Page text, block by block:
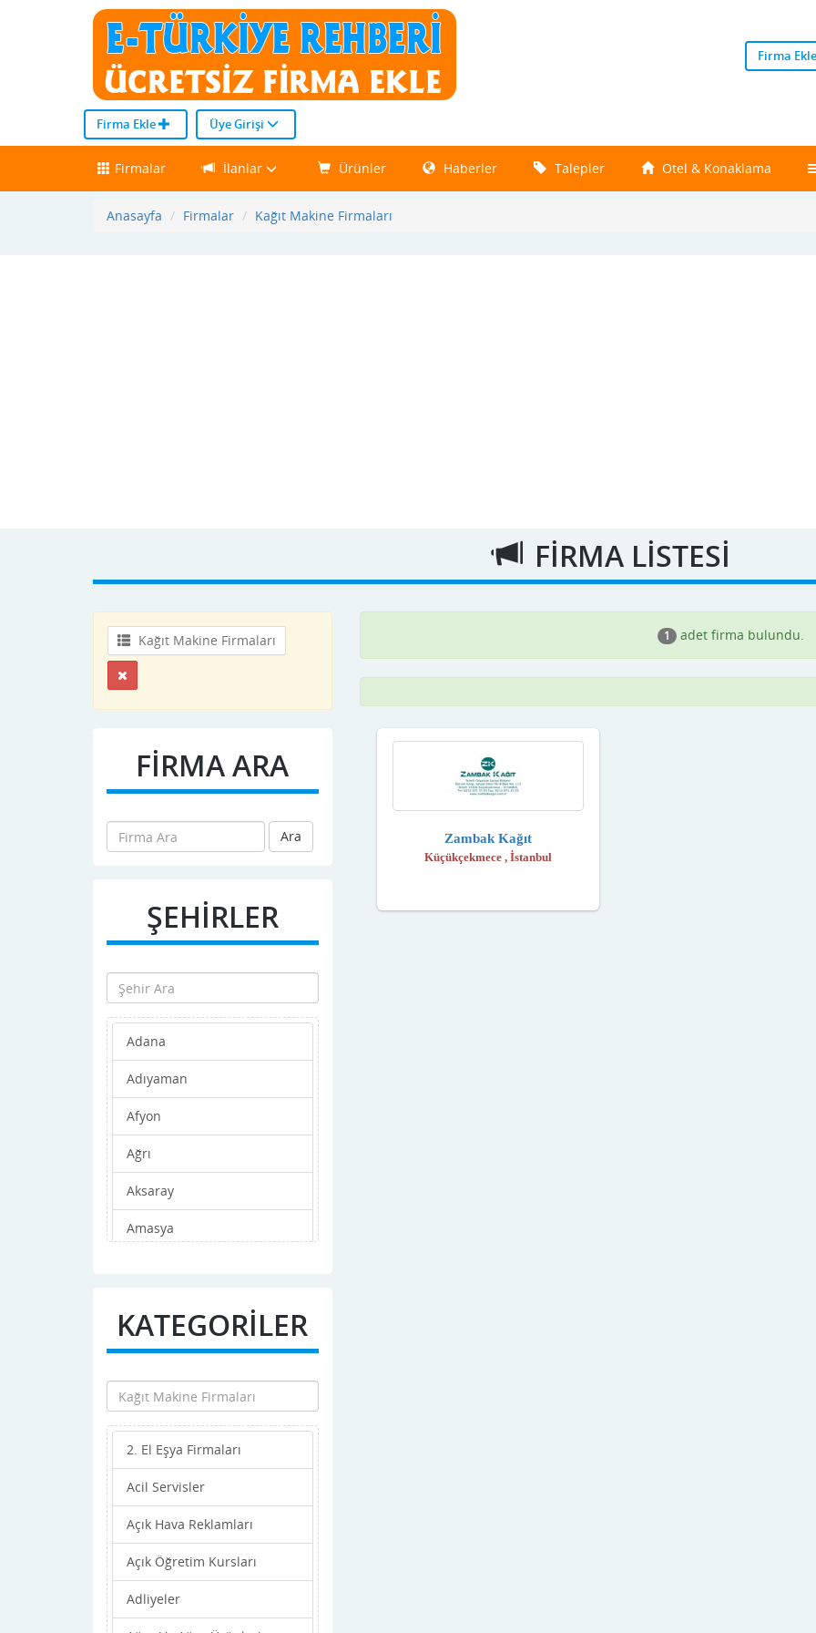
Firma
Firma Ekle Üye Girişi
Firmalar İlanlar Ürünler Haberler Talepler Otel & Konaklama
Anasayfa Firmalar Kağıt Makine Firmaları
FİRMA LİSTESİ
Kağıt Makine Firmaları
FİRMA ARA
Ara
ŞEHİRLER
Adana
Adıyaman
Afyon
Ağrı
Aksaray
Amasya
Ardahan
Artvin
Aydın
Balıkesir
Bartın
Batman
Bayburt
Bilecik
KATEGORİLER
2. El Eşya Firmaları
Acil Servisler
Açık Hava Reklamları
Açık Öğretim Kursları
Adliyeler
1 adet firma bulundu.
Zambak Kağıt
Küçükçekmece , İstanbul